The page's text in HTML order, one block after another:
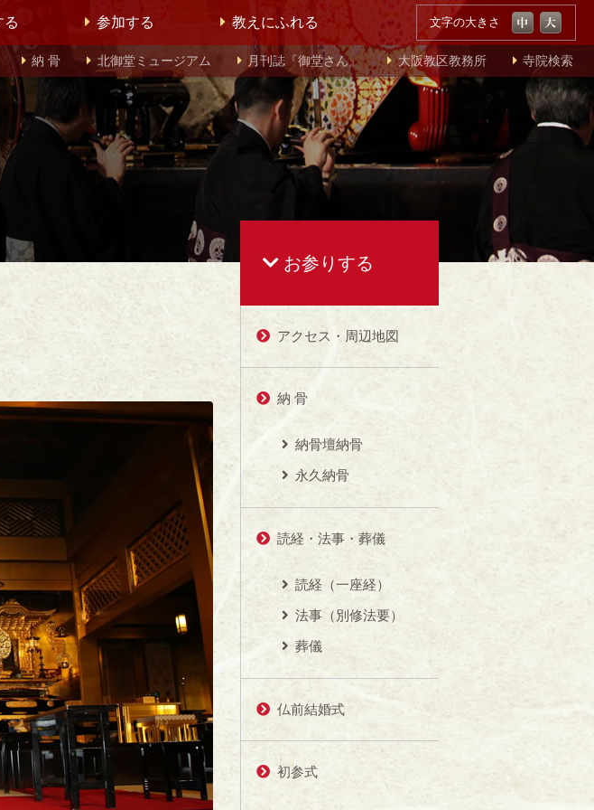
文字の大きさ
る 参加する 教えにふれる
納 骨 北御堂ミュージアム 月刊誌『御堂さん』 大阪教区教務所 寺院検索
お参りする
アクセス・周辺地図
納 骨
納骨壇納骨
永久納骨
読経・法事・葬儀
読経（一座経）
法事（別修法要）
葬儀
仏前結婚式
初参式